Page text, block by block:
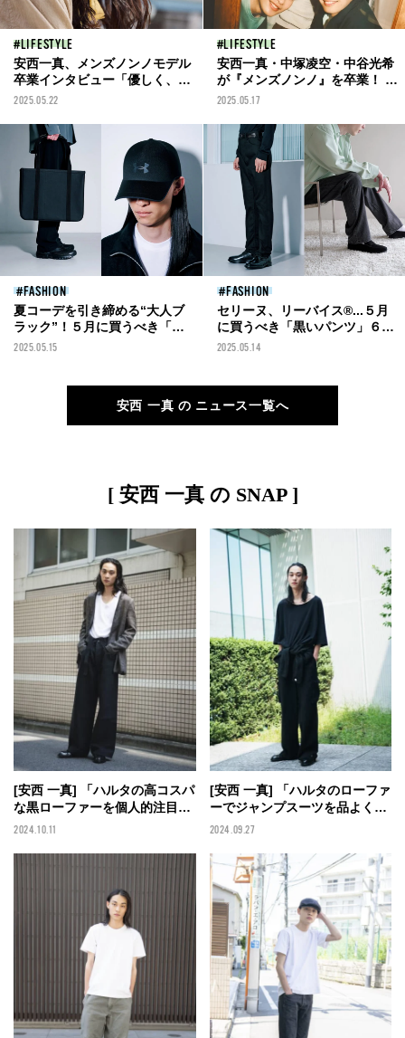
LIFESTYLE
安西一真、メンズノンノモデル
卒業インタビュー「優しく、ア
ットホームな『メンズノンノ』
2025.05.22
LIFESTYLE
安西一真・中塚凌空・中谷光希
が『メンズノンノ』を卒業！ 想
い出を語り合った連載『何話
開！
2025.05.17
FASHION
夏コーデを引き締める“大人ブ
ラック”！５月に買うべき「名
作黒小物」７選。バッグ、キャ
2025.05.15
FASHION
セリーヌ、リーバイス®...５月
に買うべき「黒いパンツ」６
選！ブラックデニムからスラッ
2025.05.14
安西 一真 の ニュース一覧へ
[ 安西 一真 の SNAP ]
[安西 一真] 「ハルタの高コスパ
な黒ローファーを個人的注目ブ
ランドのジーンズに合わせて」
2024.10.11
[安西 一真] 「ハルタのローファ
ーでジャンプスーツを品よく格
上げしたオールブラック！」
ナップ】
2024.09.27